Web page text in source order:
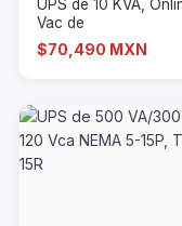
UPS de 10 KVA,
Vac de
$70,490 MXN